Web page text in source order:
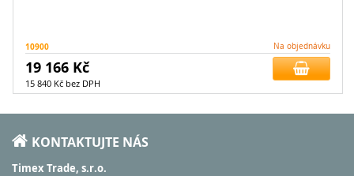
10900 Na objednávku
19 166 Kč
15 840 Kč bez DPH
KONTAKTUJTE NÁS
Timex Trade, s.r.o.